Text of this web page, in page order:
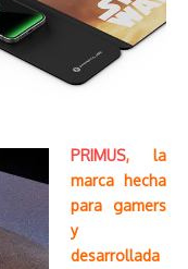
PRIMUS, la
marca hecha
para gamers
y
desarrollada